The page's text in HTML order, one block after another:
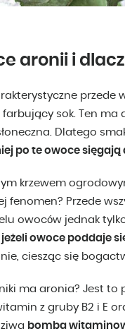
aronii i
przede
sok. Ten ma
Dlatego
po te owoce sięgają
krzewem
fenomen? Przede
owoców jednak
owoce poddaje
ciesząc się
ma aronia? Jest
z gruby B2 i E
bomba